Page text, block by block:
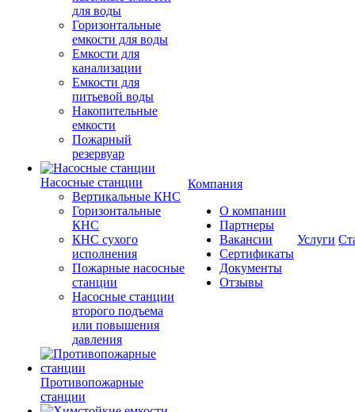
для воды
Горизонтальные
емкости для воды
Емкости для
канализации
Емкости для
питьевой воды
Накопительные
емкости
Пожарный
резервуар
Насосные станции
Вертикальные КНС
Горизонтальные
КНС
КНС сухого
исполнения
Пожарные насосные
станции
Насосные cтанции
второго подъема
или повышения
давления
Противопожарные
станции
Компания
О компании
Партнеры
Вакансии
Сертификаты
Документы
Отзывы
Услуги